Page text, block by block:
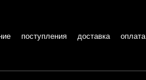
поступления доставка оплата